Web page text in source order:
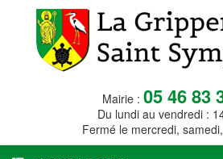
Mairie : 05 46 83
Du lundi au vendredi :
Fermé le mercredi,